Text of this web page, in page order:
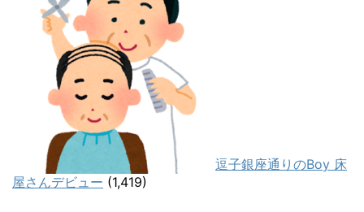
逗子銀座通りのBoy 床
屋さんデビュー (1,419)